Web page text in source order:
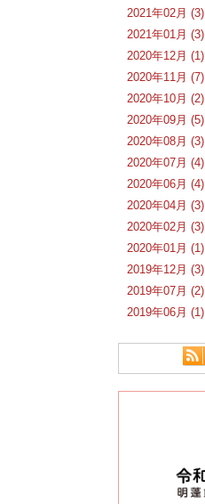
2021年02月 (3)
2021年01月 (3)
2020年12月 (1)
2020年11月 (7)
2020年10月 (2)
2020年09月 (5)
2020年08月 (3)
2020年07月 (4)
2020年06月 (4)
2020年04月 (3)
2020年02月 (3)
2020年01月 (1)
2019年12月 (3)
2019年07月 (2)
2019年06月 (1)